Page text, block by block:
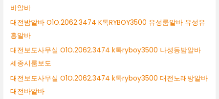
바알바
대전밤알바 O1O.2062.3474 K톡RYBOY3500 유성룸알바 유성유
흥알바
대전보도사무실 O1O.2062.3474 k톡ryboy3500 나성동밤알바
세종시룸보도
대전보도사무실 O1O.2062.3474 k톡ryboy3500 대전노래방알바
대전바알바